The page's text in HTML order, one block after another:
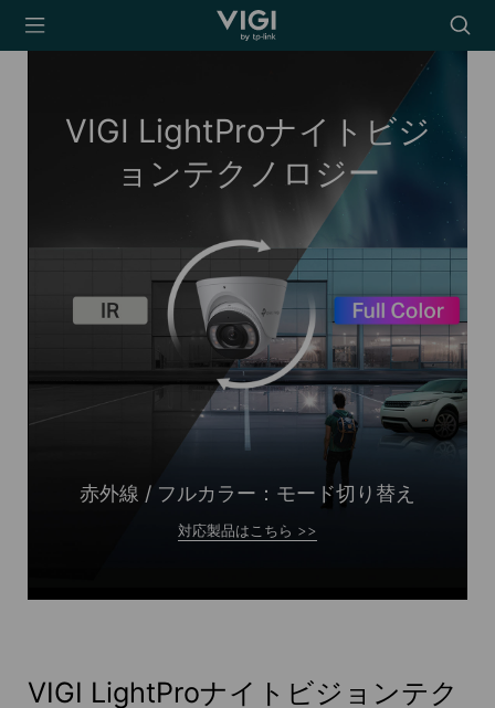
TP-Link, Reliably
icon
VIGI LightProナイトビジ
ョンテクノロジー
赤外線 / フルカラー：モード切り替え
対応製品はこちら >>
VIGI LightProナイトビジョンテク